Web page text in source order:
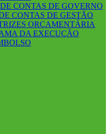
CONTAS DE GOVERNO
CONTAS DE GESTÃO
ORÇAMENTÁRIA
DA EXECUÇÃO